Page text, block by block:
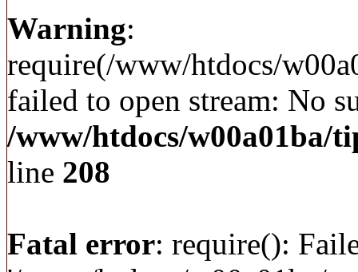
Warning:
require(/www/htdocs/
failed to open stream: No
/www/htdocs/w00a01ba/
line 208
Fatal error: require():